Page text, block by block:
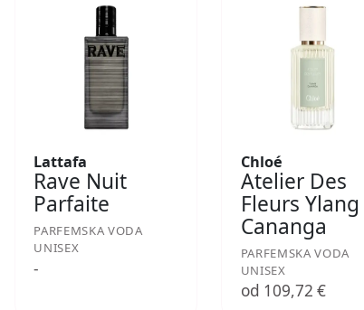
Lattafa
Rave Nuit
Parfaite
PARFEMSKA VODA
UNISEX
-
Chloé
Atelier Des
Fleurs Ylang
Cananga
PARFEMSKA VODA
UNISEX
od 109,72 €